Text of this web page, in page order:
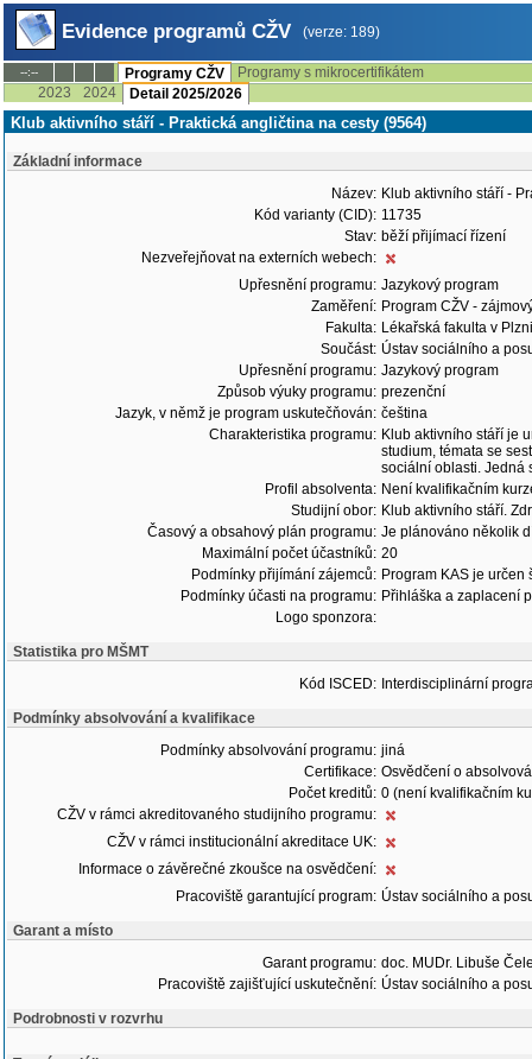
Evidence programů CŽV (verze: 189)
--:-- Programy CŽV
Programy s mikrocertifikátem
2023
2024 Detail 2025/2026
Klub aktivního stáří - Praktická angličtina na cesty (9564)
Základní informace
Název: Klub aktivního stáří -
Kód varianty (CID): 11735
Stav: běží přijímací řízení
Nezveřejňovat na externích webech:
Upřesnění programu: Jazykový program
Zaměření: Program CŽV -
Fakulta: Lékařská fakulta v Plzni
Součást: Ústav sociálního a
Upřesnění programu: Jazykový program
Způsob výuky programu: prezenční
Jazyk, v němž je program uskutečňován: čeština
Charakteristika programu: Klub aktivního stáří je
studium, témata se
sociální oblasti. Jedná
Profil absolventa: Není kvalifikačním
Studijní obor: Klub aktivního stáří.
Časový a obsahový plán programu: Je plánováno několik
Maximální počet účastníků: 20
Podmínky přijímání zájemců: Program KAS je
Podmínky účasti na programu: Přihláška a zaplacení
Logo sponzora:
Statistika pro MŠMT
Kód ISCED: Interdisciplinární
Podmínky absolvování a kvalifikace
Podmínky absolvování programu: jiná
Certifikace: Osvědčení o
Počet kreditů: 0 (není kvalifikačním
CŽV v rámci akreditovaného studijního programu:
CŽV v rámci institucionální akreditace UK:
Informace o závěrečné zkoušce na osvědčení:
Pracoviště garantující program: Ústav sociálního a
Garant a místo
Garant programu: doc. MUDr. Libuše
Pracoviště zajišťující uskutečnění: Ústav sociálního a
Podrobnosti v rozvrhu